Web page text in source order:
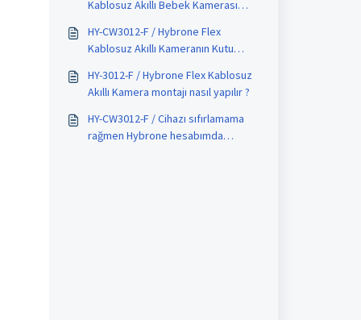
Kablosuz Akıllı Bebek Kamerası
HY-CW3012-F / Hybrone Flex
Kablosuz Akıllı Kameranın Kutu
?
HY-3012-F / Hybrone Flex Kablosuz
Akıllı Kamera montajı nasıl yapılır ?
HY-CW3012-F / Cihazı sıfırlamama
rağmen Hybrone hesabımda